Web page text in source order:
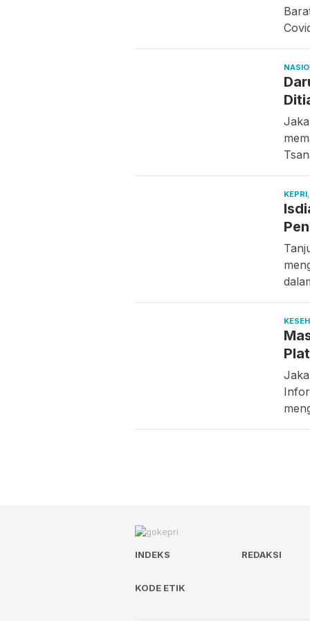
KEPRI,
INDEKS REDAKSI
KODE ETIK